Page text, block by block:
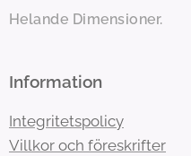
Helande Dimensioner.
Information
Integritetspolicy
Villkor och föreskrifter